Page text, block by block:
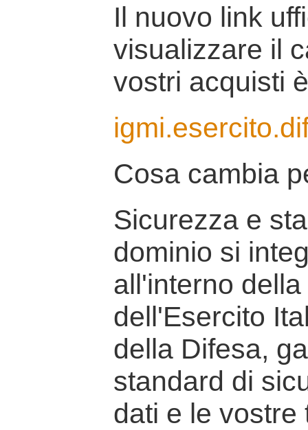
Il nuovo link
visualizzare il
vostri acquisti
Cosa cambia
Sicurezza e
dominio si
all'interno
dell'Esercito
della Difesa,
standard di
dati e le vostre